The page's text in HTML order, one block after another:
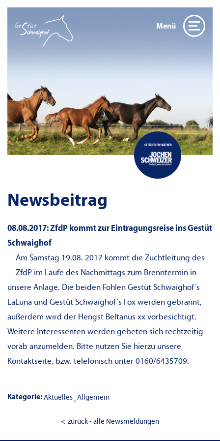
Menü
Newsbeitrag
08.08.2017: ZfdP kommt zur Eintragungsreise ins Gestüt
Schwaighof
Am Samstag 19.08. 2017 kommt die Zuchtleitung des
ZfdP im Laufe des Nachmittags zum Brenntermin in
unsere Anlage. Die beiden Fohlen Gestüt Schwaighof´s
LaLuna und Gestüt Schwaighof´s Fox werden gebrannt,
außerdem wird der Hengst Beltanus xx vorbesichtigt.
Weitere Interessenten werden gebeten sich rechtzeitig
vorab anzumelden. Bitte nutzen Sie hierzu unsere
Kontaktseite, bzw. telefonisch unter 0160/6435709.
Kategorie:Aktuelles Allgemein
zurück - alle Newsmeldungen